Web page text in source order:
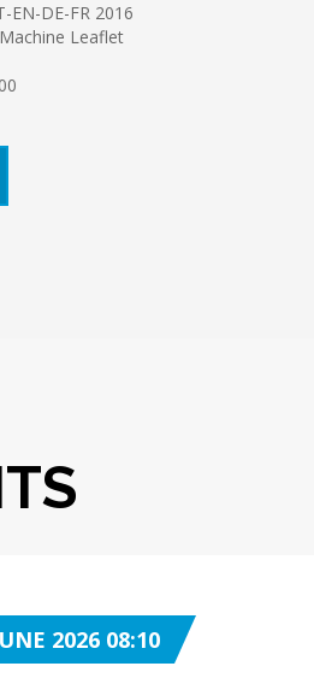
EN-DE-FR 2016
Leaflet
2026 08:10